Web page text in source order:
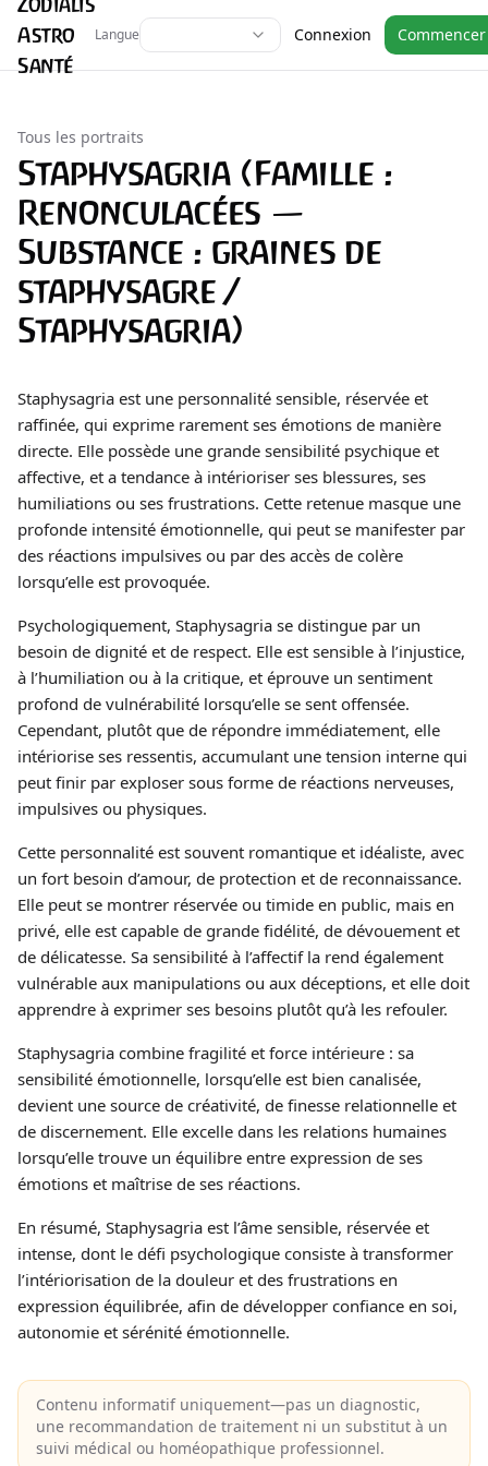
Astro
Santé
Langue Connexion Commencer
Tous les portraits
Staphysagria (Famille :
Renonculacées —
Substance : graines de
staphysagre /
Staphysagria)
Staphysagria est une personnalité sensible, réservée et
raffinée, qui exprime rarement ses émotions de manière
directe. Elle possède une grande sensibilité psychique et
affective, et a tendance à intérioriser ses blessures, ses
humiliations ou ses frustrations. Cette retenue masque une
profonde intensité émotionnelle, qui peut se manifester par
des réactions impulsives ou par des accès de colère
lorsqu’elle est provoquée.
Psychologiquement, Staphysagria se distingue par un
besoin de dignité et de respect. Elle est sensible à l’injustice,
à l’humiliation ou à la critique, et éprouve un sentiment
profond de vulnérabilité lorsqu’elle se sent offensée.
Cependant, plutôt que de répondre immédiatement, elle
intériorise ses ressentis, accumulant une tension interne qui
peut finir par exploser sous forme de réactions nerveuses,
impulsives ou physiques.
Cette personnalité est souvent romantique et idéaliste, avec
un fort besoin d’amour, de protection et de reconnaissance.
Elle peut se montrer réservée ou timide en public, mais en
privé, elle est capable de grande fidélité, de dévouement et
de délicatesse. Sa sensibilité à l’affectif la rend également
vulnérable aux manipulations ou aux déceptions, et elle doit
apprendre à exprimer ses besoins plutôt qu’à les refouler.
Staphysagria combine fragilité et force intérieure : sa
sensibilité émotionnelle, lorsqu’elle est bien canalisée,
devient une source de créativité, de finesse relationnelle et
de discernement. Elle excelle dans les relations humaines
lorsqu’elle trouve un équilibre entre expression de ses
émotions et maîtrise de ses réactions.
En résumé, Staphysagria est l’âme sensible, réservée et
intense, dont le défi psychologique consiste à transformer
l’intériorisation de la douleur et des frustrations en
expression équilibrée, afin de développer confiance en soi,
autonomie et sérénité émotionnelle.
Contenu informatif uniquement—pas un diagnostic,
une recommandation de traitement ni un substitut à un
suivi médical ou homéopathique professionnel.